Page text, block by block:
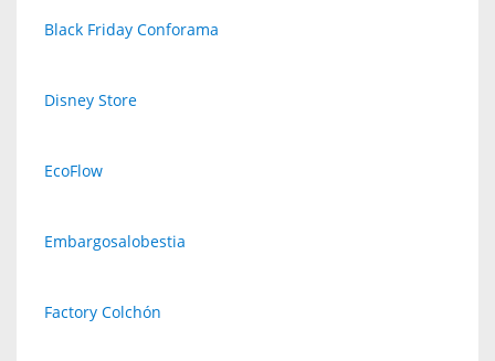
Black Friday Conforama
Disney Store
EcoFlow
Embargosalobestia
Factory Colchón